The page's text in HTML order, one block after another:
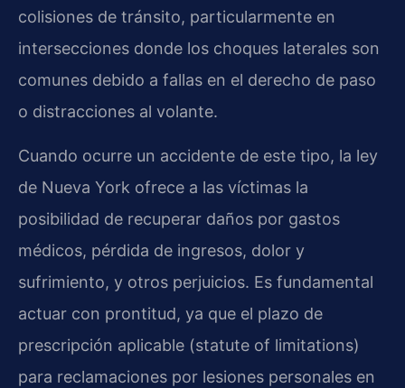
colisiones de tránsito, particularmente en
intersecciones donde los choques laterales son
comunes debido a fallas en el derecho de paso
o distracciones al volante.
Cuando ocurre un accidente de este tipo, la ley
de Nueva York ofrece a las víctimas la
posibilidad de recuperar daños por gastos
médicos, pérdida de ingresos, dolor y
sufrimiento, y otros perjuicios. Es fundamental
actuar con prontitud, ya que el plazo de
prescripción aplicable (statute of limitations)
para reclamaciones por lesiones personales en